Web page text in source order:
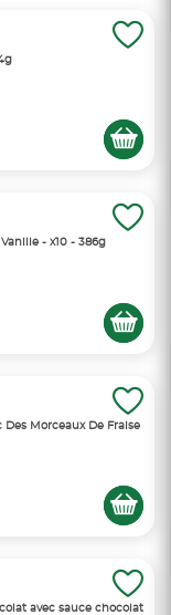
- x10 - 386g
Des Morceaux De Fraise
avec sauce chocolat